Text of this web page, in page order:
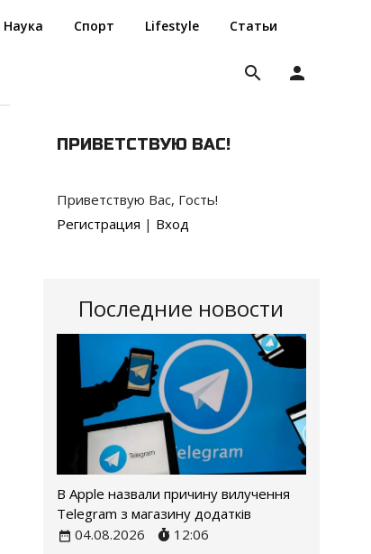
Наука Спорт Lifestyle Статьи
person
search
ПРИВЕТСТВУЮ ВАС!
Приветствую Вас, Гость!
Регистрация | Вход
Последние новости
В Apple назвали причину вилучення
Telegram з магазину додатків
04.08.2026
12:06